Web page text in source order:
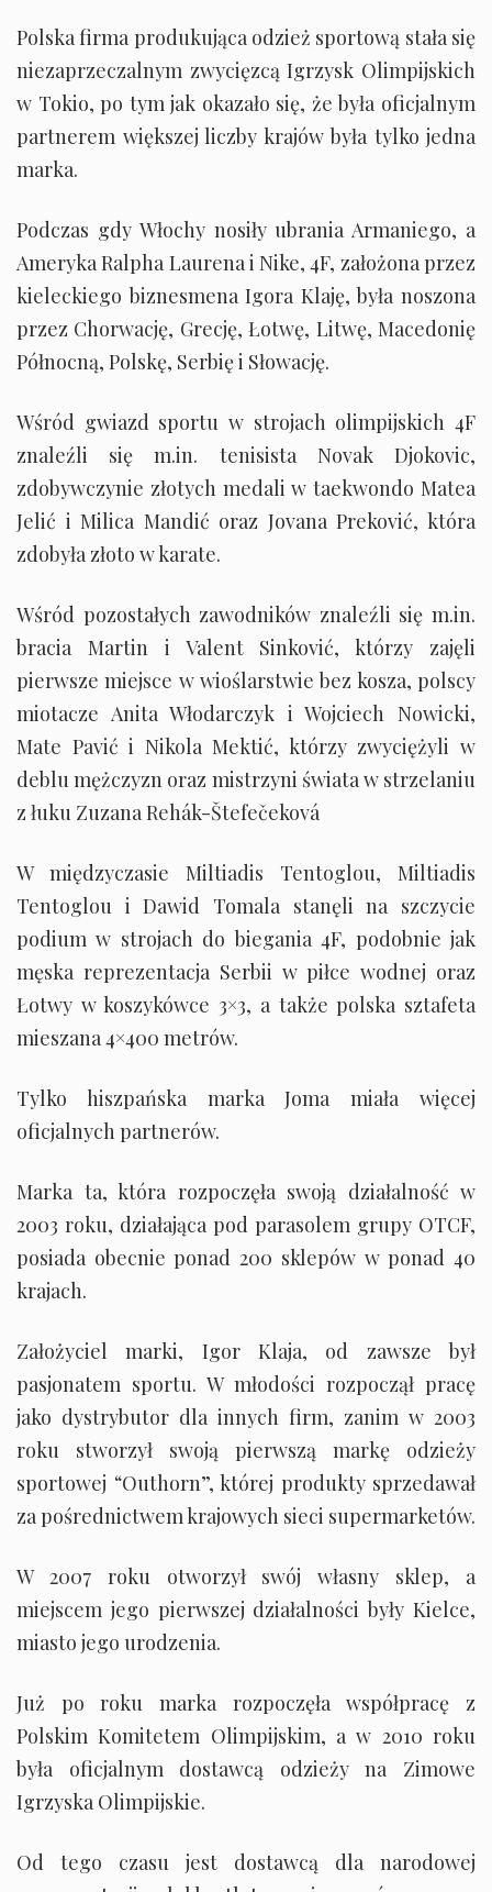
Polska firma produkująca odzież sportową stała się
niezaprzeczalnym zwycięzcą Igrzysk Olimpijskich
w Tokio, po tym jak okazało się, że była oficjalnym
partnerem większej liczby krajów była tylko jedna
marka.
Podczas gdy Włochy nosiły ubrania Armaniego, a
Ameryka Ralpha Laurena i Nike, 4F, założona przez
kieleckiego biznesmena Igora Klaję, była noszona
przez Chorwację, Grecję, Łotwę, Litwę, Macedonię
Północną, Polskę, Serbię i Słowację.
Wśród gwiazd sportu w strojach olimpijskich 4F
znaleźli się m.in. tenisista Novak Djokovic,
zdobywczynie złotych medali w taekwondo Matea
Jelić i Milica Mandić oraz Jovana Preković, która
zdobyła złoto w karate.
Wśród pozostałych zawodników znaleźli się m.in.
bracia Martin i Valent Sinković, którzy zajęli
pierwsze miejsce w wioślarstwie bez kosza, polscy
miotacze Anita Włodarczyk i Wojciech Nowicki,
Mate Pavić i Nikola Mektić, którzy zwyciężyli w
deblu mężczyzn oraz mistrzyni świata w strzelaniu
z łuku Zuzana Rehák-Štefečeková
W międzyczasie Miltiadis Tentoglou, Miltiadis
Tentoglou i Dawid Tomala stanęli na szczycie
podium w strojach do biegania 4F, podobnie jak
męska reprezentacja Serbii w piłce wodnej oraz
Łotwy w koszykówce 3×3, a także polska sztafeta
mieszana 4×400 metrów.
Tylko hiszpańska marka Joma miała więcej
oficjalnych partnerów.
Marka ta, która rozpoczęła swoją działalność w
2003 roku, działająca pod parasolem grupy OTCF,
posiada obecnie ponad 200 sklepów w ponad 40
krajach.
Założyciel marki, Igor Klaja, od zawsze był
pasjonatem sportu. W młodości rozpoczął pracę
jako dystrybutor dla innych firm, zanim w 2003
roku stworzył swoją pierwszą markę odzieży
sportowej “Outhorn”, której produkty sprzedawał
za pośrednictwem krajowych sieci supermarketów.
W 2007 roku otworzył swój własny sklep, a
miejscem jego pierwszej działalności były Kielce,
miasto jego urodzenia.
Już po roku marka rozpoczęła współpracę z
Polskim Komitetem Olimpijskim, a w 2010 roku
była oficjalnym dostawcą odzieży na Zimowe
Igrzyska Olimpijskie.
Od tego czasu jest dostawcą dla narodowej